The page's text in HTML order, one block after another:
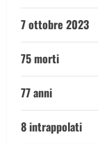
7 ottobre 2023
75 morti
77 anni
8 intrappolati